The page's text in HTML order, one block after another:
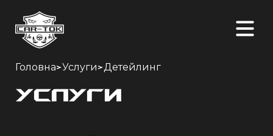
Головна>Услуги>Детейлинг
Услуги